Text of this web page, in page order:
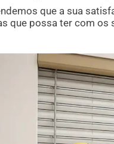
que a sua
que possa ter com os